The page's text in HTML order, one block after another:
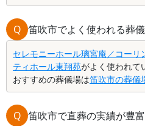
Q 笛吹市でよく使われる葬
セレモニーホール璃宮庵／コーリ
ティホール東翔苑がよく使われて
おすすめの葬儀場は笛吹市の葬儀
Q 笛吹市で直葬の実績が豊